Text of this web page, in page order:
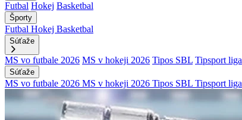
Futbal Hokej Basketbal
Športy
Futbal Hokej Basketbal
Súťaže
MS vo futbale 2026 MS v hokeji 2026 Tipos SBL Tipsport liga
Súťaže
MS vo futbale 2026 MS v hokeji 2026 Tipos SBL Tipsport liga